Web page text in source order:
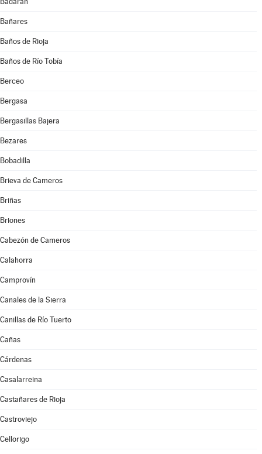
Bañares
Baños de Rioja
Baños de Río Tobía
Berceo
Bergasa
Bergasillas Bajera
Bezares
Bobadilla
Brieva de Cameros
Briñas
Briones
Cabezón de Cameros
Calahorra
Camprovín
Canales de la Sierra
Canillas de Río Tuerto
Cañas
Cárdenas
Casalarreina
Castañares de Rioja
Castroviejo
Cellorigo